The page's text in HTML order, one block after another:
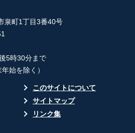
町1丁目3番40号
5時30分まで
始を除く）
このサイトについて
サイトマップ
リンク集